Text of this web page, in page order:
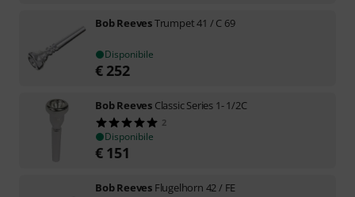
Bob ReevesTrumpet 41 / C 69
Disponibile
€ 252
Bob Reeves Classic Series 1- 1/2C
2
Disponibile
€ 151
Bob Reeves Flugelhorn 42 / FE